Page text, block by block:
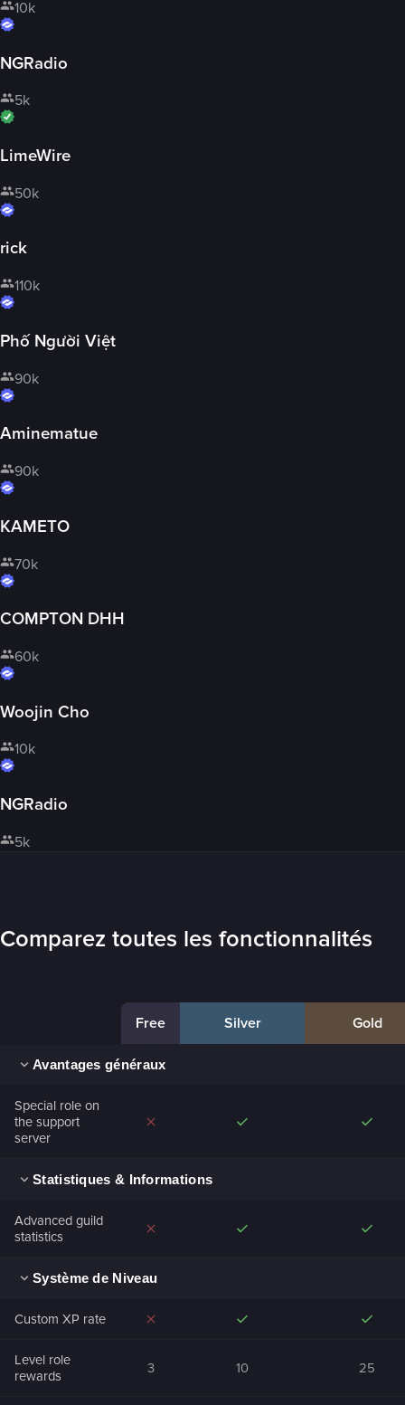
10k
NGRadio
5k
LimeWire
50k
rick
110k
Phố Người Việt
90k
Aminematue
90k
KAMETO
70k
COMPTON DHH
60k
Woojin Cho
10k
NGRadio
5k
Comparez toutes les fonctionnalités
Free Silver Gold
Avantages généraux
Special role on
the support
server
Statistiques & Informations
Advanced guild
statistics
Système de Niveau
Custom XP rate
Level role
rewards
3 10 25